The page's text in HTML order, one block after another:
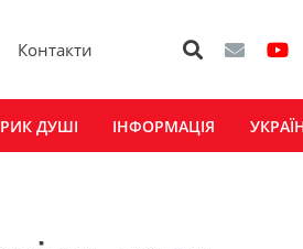
Контакти
ДУШІ ІНФОРМАЦІЯ